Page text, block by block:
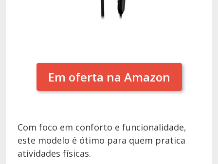
Em oferta na Amazon
Com foco em conforto e funcionalidade,
este modelo é ótimo para quem pratica
atividades físicas.